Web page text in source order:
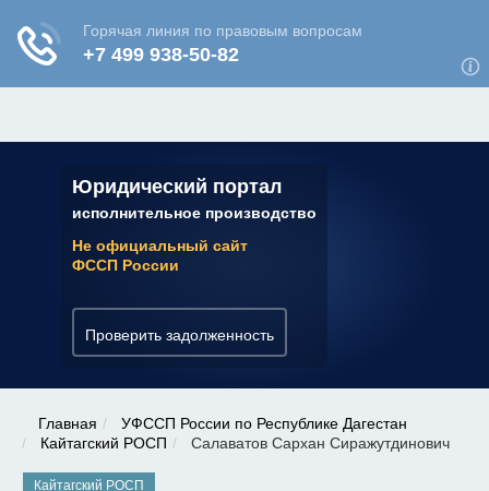
Юридический портал
исполнительное производство
Не официальный сайт
ФССП России
Проверить задолженность
✆ 7 (800) 350-22-64
Главная
УФССП России по Республике Дагестан
Кайтагский РОСП
Салаватов Сархан Сиражутдинович
Кайтагский РОСП